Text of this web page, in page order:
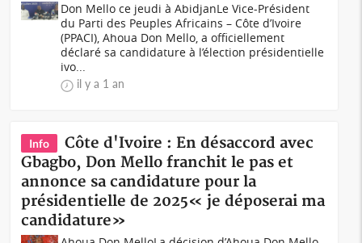
Don Mello ce jeudi à AbidjanLe Vice-Président
du Parti des Peuples Africains – Côte d’Ivoire
(PPACI), Ahoua Don Mello, a officiellement
déclaré sa candidature à l’élection présidentielle
ivo...
il y a 1 an
Info
Côte d'Ivoire : En désaccord avec
Gbagbo, Don Mello franchit le pas et
annonce sa candidature pour la
présidentielle de 2025« je déposerai ma
candidature»